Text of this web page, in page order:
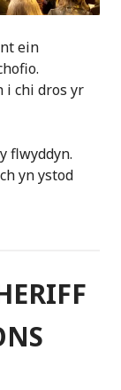
ein
i chi dros yr
flwyddyn.
yn ystod